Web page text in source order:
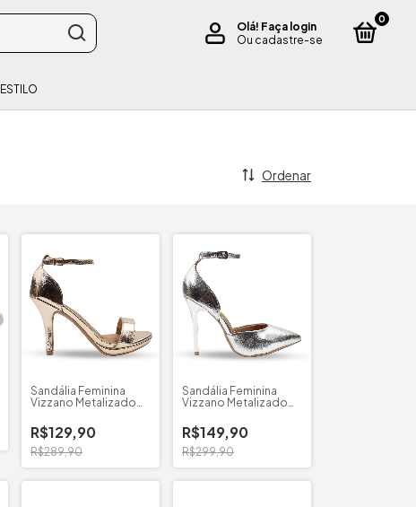
Olá! Faça login
Ou cadastre-se
0
ESTILO
Ordenar
Sandália Feminina
Vizzano Metalizado
R$129,90
R$289,90
Sandália Feminina
Vizzano Metalizado
R$149,90
R$299,90